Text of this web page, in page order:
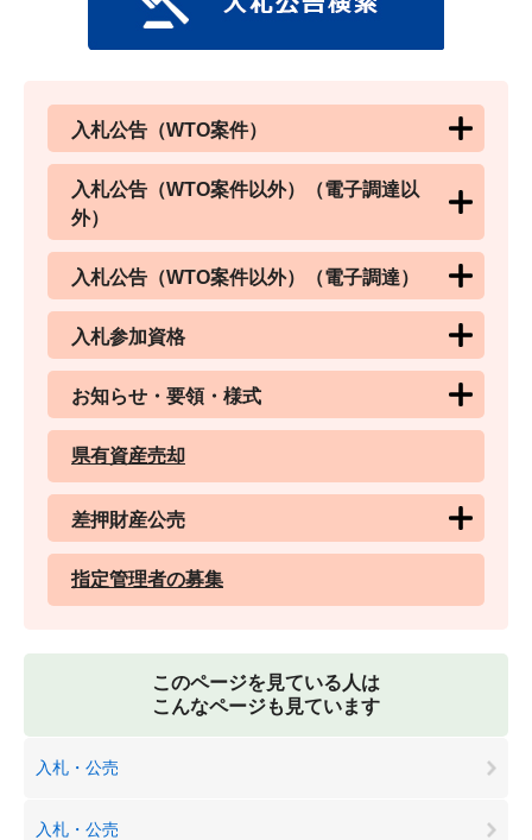
入札公告（WTO案件）
入札公告（WTO案件以外）（電子調達以
外）
入札公告（WTO案件以外）（電子調達）
入札参加資格
お知らせ・要領・様式
県有資産売却
差押財産公売
指定管理者の募集
このページを見ている人は
こんなページも見ています
入札・公売
入札・公売